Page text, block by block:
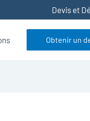
Devis et
Obtenir un